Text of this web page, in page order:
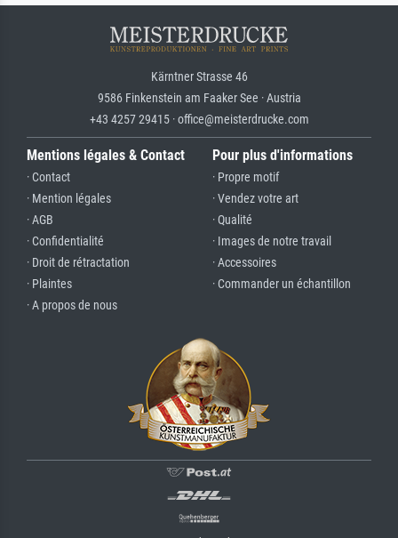
Kärntner Strasse 46
9586 Finkenstein am Faaker See · Austria
+43 4257 29415 · office@meisterdrucke.com
Mentions légales & Contact
· Contact
· Mention légales
· AGB
· Confidentialité
· Droit de rétractation
· Plaintes
· A propos de nous
Pour plus d'informations
· Propre motif
· Vendez votre art
· Qualité
· Images de notre travail
· Accessoires
· Commander un échantillon